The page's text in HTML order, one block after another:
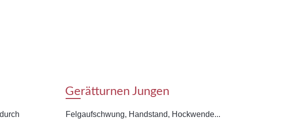
Gerätturnen Jungen
Felgaufschwung, Handstand, Hockwende...